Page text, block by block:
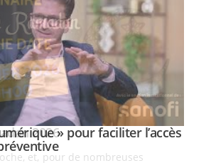
» pour faciliter l’accès
Youtube